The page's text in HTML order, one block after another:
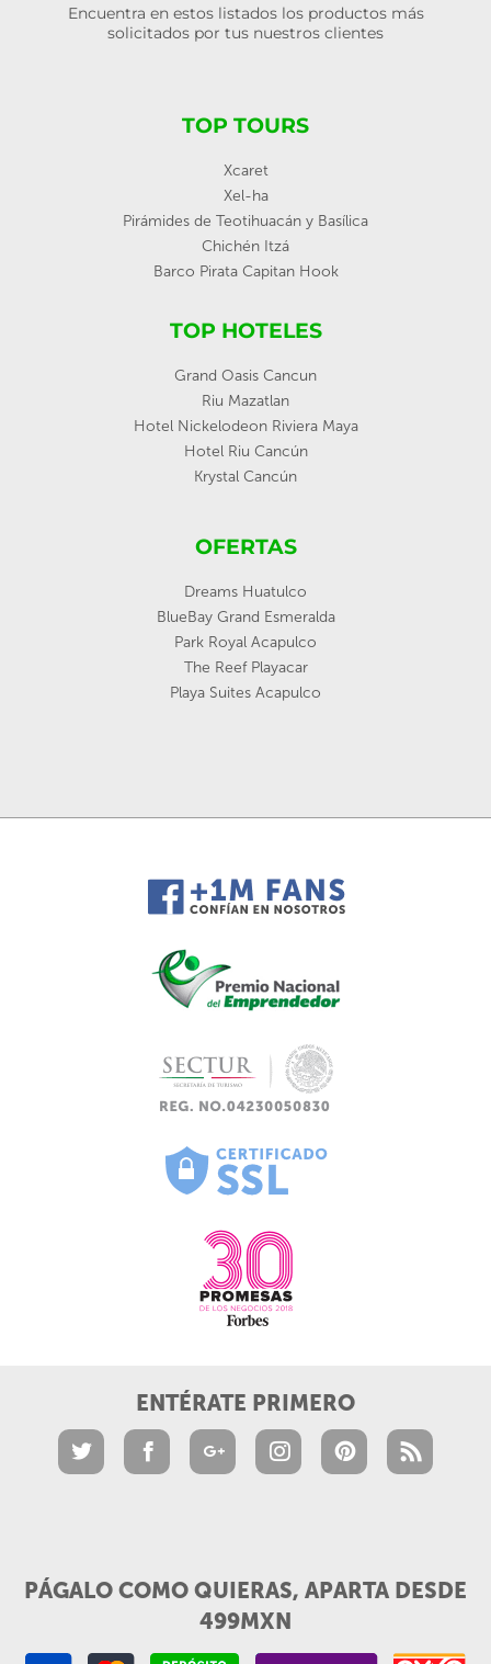
Encuentra en estos listados los productos más
solicitados por tus nuestros clientes
TOP TOURS
Xcaret
Xel-ha
Pirámides de Teotihuacán y Basílica
Chichén Itzá
Barco Pirata Capitan Hook
TOP HOTELES
Grand Oasis Cancun
Riu Mazatlan
Hotel Nickelodeon Riviera Maya
Hotel Riu Cancún
Krystal Cancún
OFERTAS
Dreams Huatulco
BlueBay Grand Esmeralda
Park Royal Acapulco
The Reef Playacar
Playa Suites Acapulco
ENTÉRATE PRIMERO
PÁGALO COMO QUIERAS, APARTA DESDE
499MXN